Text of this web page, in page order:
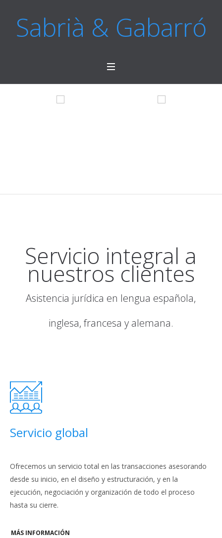
Sabrià & Gabarró
Servicio integral a
nuestros clientes
Asistencia jurídica en lengua española,
inglesa, francesa y alemana.
Servicio global
Ofrecemos un servicio total en las transacciones asesorando
desde su inicio, en el diseño y estructuración, y en la
ejecución, negociación y organización de todo el proceso
hasta su cierre.
MÁS INFORMACIÓN